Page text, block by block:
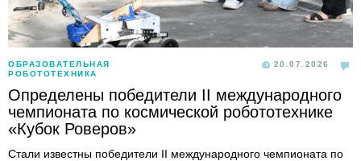
ОБРАЗОВАТЕЛЬНАЯ
РОБОТОТЕХНИКА
20.07.2026
Определены победители II международного
чемпионата по космической робототехнике
«Кубок Роверов»
Стали известны победители II международного чемпионата по